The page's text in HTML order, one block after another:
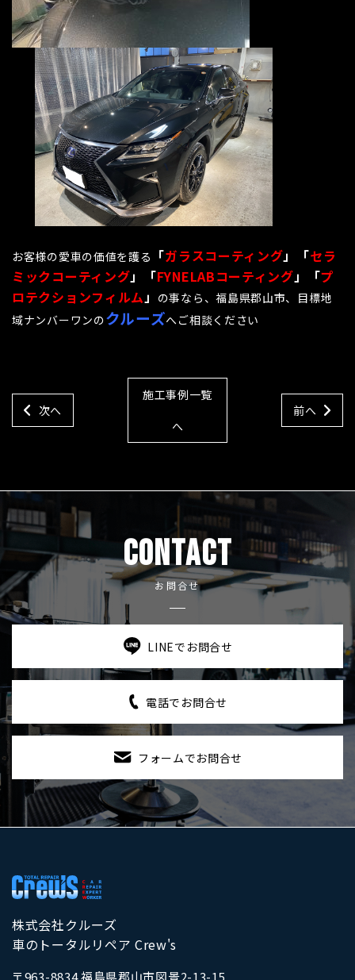
お客様の愛車の価値を護る 「ガラスコーティング」「セラ
ミックコーティング」「FYNELABコーティング」「プ
ロテクションフィルム」 の事なら、福島県郡山市、目標地
域ナンバーワンのクルーズへご相談ください
次へ
施工事例一覧
へ
前へ
CONTACT
お問合せ
LINEでお問合せ
電話でお問合せ
フォームでお問合せ
株式会社クルーズ
車のトータルリペア Crew's
〒963-8834 福島県郡山市図景2-13-15